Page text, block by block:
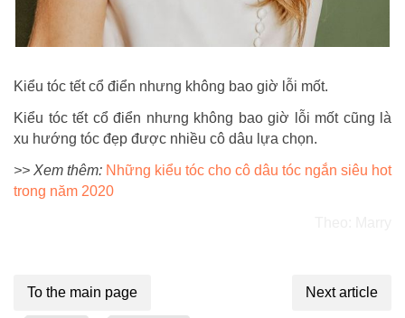
Kiểu tóc tết cổ điển nhưng không bao giờ lỗi mốt.
Kiểu tóc tết cổ điển nhưng không bao giờ lỗi mốt cũng là
xu hướng tóc đẹp được nhiều cô dâu lựa chọn.
>> Xem thêm: Những kiểu tóc cho cô dâu tóc ngắn siêu hot
trong năm 2020
To the main page Next article